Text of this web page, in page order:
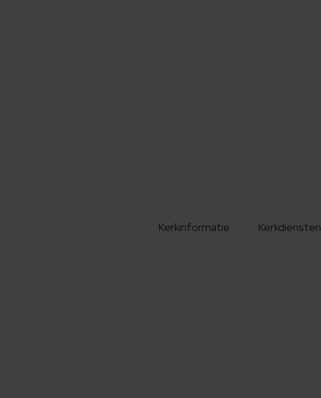
Kerkinformatie Kerkdiensten